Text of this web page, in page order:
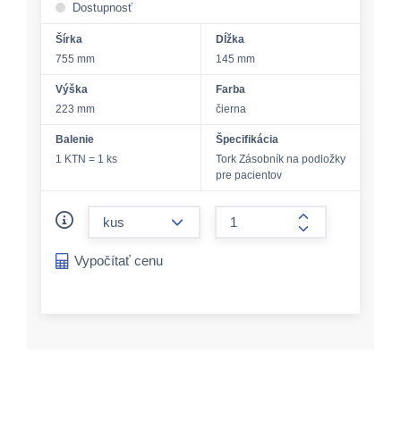
Dostupnosť
Šírka
755 mm
Dĺžka
145 mm
Výška
223 mm
Farba
čierna
Balenie
1 KTN = 1 ks
Špecifikácia
Tork Zásobník na podložky
pre pacientov
form.increase-
Vypočítať cenu